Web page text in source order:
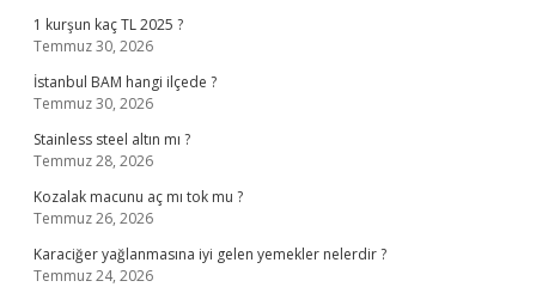
1 kurşun kaç TL 2025 ?
Temmuz 30, 2026
İstanbul BAM hangi ilçede ?
Temmuz 30, 2026
Stainless steel altın mı ?
Temmuz 28, 2026
Kozalak macunu aç mı tok mu ?
Temmuz 26, 2026
Karaciğer yağlanmasına iyi gelen yemekler nelerdir ?
Temmuz 24, 2026